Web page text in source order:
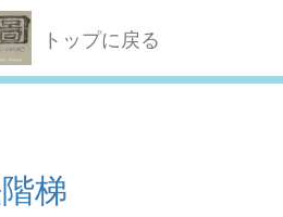
トップに戻る
梯